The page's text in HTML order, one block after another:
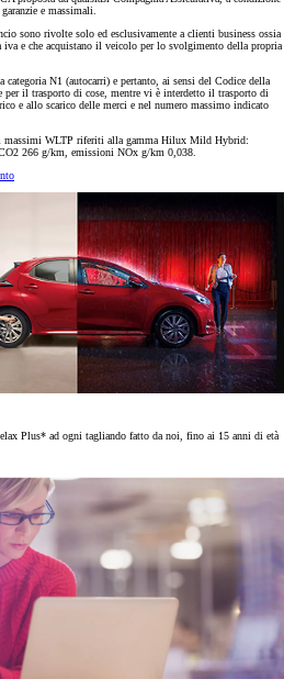
e massimali.
sono rivolte solo ed esclusivamente a clienti business ossia
e che acquistano il veicolo per lo svolgimento della propria
N1 (autocarri) e pertanto, ai sensi del Codice della
per il trasporto di cose, mentre vi è interdetto il trasporto di
e allo scarico delle merci e nel numero massimo indicato
massimi WLTP riferiti alla gamma Hilux Mild Hybrid:
266 g/km, emissioni NOx g/km 0,038.
Plus* ad ogni tagliando fatto da noi, fino ai 15 anni di età